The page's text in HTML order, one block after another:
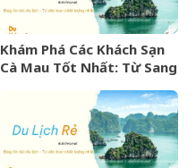
Khám Phá Các Khách Sạn
Cà Mau Tốt Nhất: Từ Sang